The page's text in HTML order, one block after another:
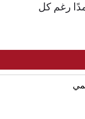
رغم كل